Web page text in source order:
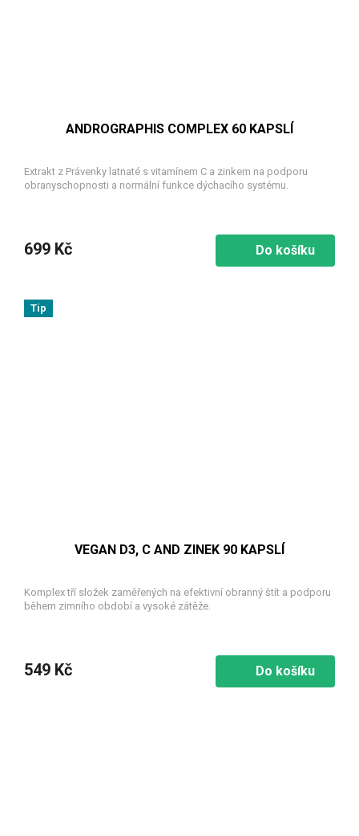
ANDROGRAPHIS COMPLEX 60 KAPSLÍ
Extrakt z Právenky latnaté s vitamínem C a zinkem na podporu
obranyschopnosti a normální funkce dýchacího systému.
699 Kč Do košíku
Tip
VEGAN D3, C AND ZINEK 90 KAPSLÍ
Komplex tří složek zaměřených na efektivní obranný štít a podporu
během zimního období a vysoké zátěže.
549 Kč Do košíku